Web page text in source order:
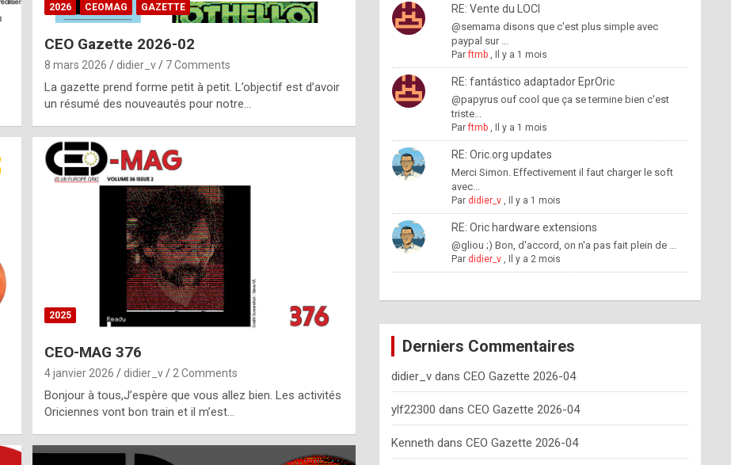
2026 CEOMAG GAZETTE
CEO Gazette 2026-02
8 mars 2026 didier_v 7 Comments
La gazette prend forme petit à petit. L’objectif est d’avoir
un résumé des nouveautés pour notre…
2025
CEO-MAG 376
4 janvier 2026 didier_v 2 Comments
Bonjour à tous,J’espère que vous allez bien. Les activités
Oriciennes vont bon train et il m’est…
RE: Vente du LOCI
@semama disons que c'est plus simple avec
paypal sur ...
Parftmb, Il y a 1 mois
RE: fantástico adaptador EprOric
@papyrus ouf cool que ça se termine bien c'est
triste...
Parftmb, Il y a 1 mois
RE: Oric.org updates
Merci Simon. Effectivement il faut charger le soft
avec...
Par didier_v, Il y a 1 mois
RE: Oric hardware extensions
@gliou ;) Bon, d'accord, on n'a pas fait plein de ...
Par didier_v, Il y a 2 mois
Derniers Commentaires
didier_vdans CEO Gazette 2026-04
ylf22300 dans CEO Gazette 2026-04
Kenneth dans CEO Gazette 2026-04